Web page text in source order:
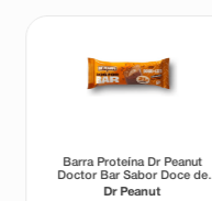
Barra Proteína Dr Peanut
Doctor Bar Sabor Doce de
Leite 62g
Dr Peanut